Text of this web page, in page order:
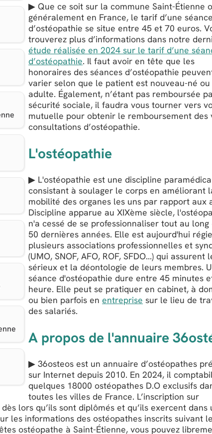
▶ Que ce soit sur la commune Saint-Étienne
généralement en France, le tarif d’une
d’ostéopathie se situe entre 45 et 70 euros.
trouverez plus d’informations dans notre
étude réalisée en 2024 sur le tarif d’une
d’ostéopathie. Il faut avoir en tête que les
honoraires des séances d’ostéopathie
varier selon que le patient est nouveau-né ou
adulte. Également, n’étant pas remboursée
sécurité sociale, il faudra vous tourner vers
mutuelle pour obtenir le remboursement des
consultations d’ostéopathie.
L'ostéopathie
▶ L'ostéopathie est une discipline
consistant à soulager le corps en améliorant
mobilité des organes les uns par rapport aux
Discipline apparue au XIXème siècle,
n'a cessé de se professionnaliser tout au long
50 dernières années. Elle est aujourd'hui
plusieurs associations professionnelles et
(UMO, SNOF, AFO, ROF, SFDO...) qui assurent
sérieux et la déontologie de leurs membres.
séance d'ostéopathie dure entre 45 minutes
heure. Elle peut se pratiquer en cabinet, à
ou bien parfois en entreprise sur le lieu de
des salariés.
A propos de l'annuaire
▶ 36osteos est un annuaire d’ostéopathes
sur Internet depuis 2010. En 2024, il
quelques 18000 ostéopathes D.O exclusifs
toutes les villes de France. L’inscription sur
lors qu’ils sont diplômés et qu’ils exercent dans
les informations des ostéopathes inscrits suivant
ostéopathe à Saint-Étienne, vous pouvez